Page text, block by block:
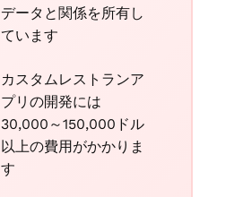
データと関係を所有し
ています
カスタムレストランア
プリの開発には
30,000～150,000ドル
以上の費用がかかりま
す